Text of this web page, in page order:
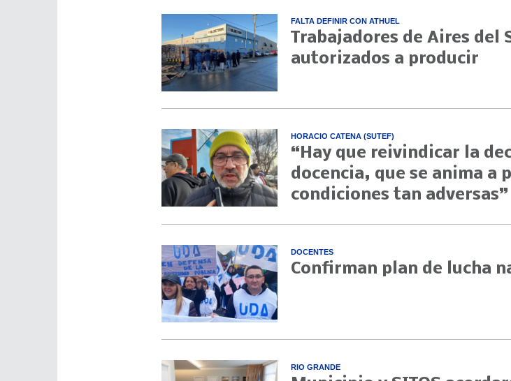
FALTA DEFINIR CON ATHUEL
Trabajadores de Aires del
autorizados a producir
HORACIO CATENA (SUTEF)
“Hay que reivindicar la
docencia, que se anima a
condiciones tan adversas”
DOCENTES
Confirman plan de lucha
RIO GRANDE